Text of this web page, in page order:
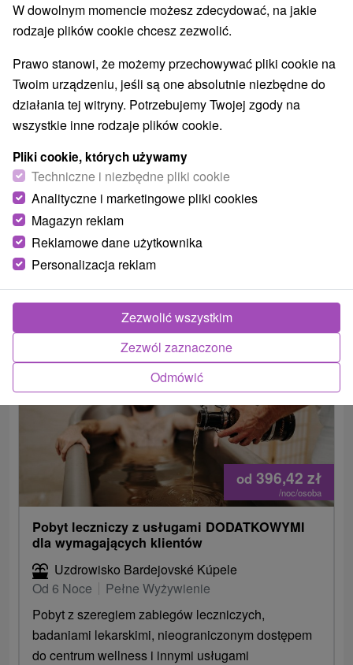
1.
Pobyt WELLNESS RELAX na 4 noce w Hotelu
Dukla★★★+ – rabat 25%
Uzdrowisko Bardejovské Kúpele
Od 2 Noce
Pełne Wyżywienie
Bogaty pakiet zabiegów, pełne wyżywienie, kuracja
pitna i nielimitowane wellness & spa.
od 396,42 zł
/noc/osoba
2.
Pobyt leczniczy z usługami DODATKOWYMI
dla wymagających klientów
Uzdrowisko Bardejovské Kúpele
Od 6 Noce
Pełne Wyżywienie
Pobyt z szeregiem zabiegów leczniczych,
badaniami lekarskimi, nieograniczonym dostępem
do centrum wellness i innymi usługami
W dowolnym momencie możesz zdecydować, na jakie
rodzaje plików cookie chcesz zezwolić.
Prawo stanowi, że możemy przechowywać pliki cookie na
Twoim urządzeniu, jeśli są one absolutnie niezbędne do
działania tej witryny. Potrzebujemy Twojej zgody na
wszystkie inne rodzaje plików cookie.
Pliki cookie, których używamy
Techniczne i niezbędne pliki cookie
Analityczne i marketingowe pliki cookies
Magazyn reklam
Reklamowe dane użytkownika
Personalizacja reklam
Odmówić
Zezwól zaznaczone
Zezwolić wszystkim